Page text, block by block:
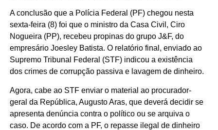
A conclusão que a Polícia Federal (PF) chegou nesta
sexta-feira (8) foi que o ministro da Casa Civil, Ciro
Nogueira (PP), recebeu propinas do grupo J&F, do
empresário Joesley Batista. O relatório final, enviado ao
Supremo Tribunal Federal (STF) indicou a existência
dos crimes de corrupção passiva e lavagem de dinheiro.
Agora, cabe ao STF enviar o material ao procurador-
geral da República, Augusto Aras, que deverá decidir se
apresenta denúncia contra o político ou se arquiva o
caso. De acordo com a PF, o repasse ilegal de dinheiro